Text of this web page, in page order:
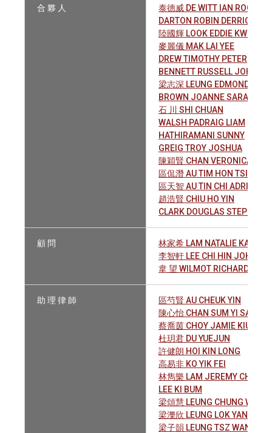
合 夥 人
泰德威 DE WITT IAN ROGER
DARTON ROBIN DERRICK
陸國輝 LOOK EDDIE KWOK FAI
麥麗儀 MAK LAI YEE
DREW TIMOTHY PETER
BENNETT RUSSELL JOHN
梁志深 LEUNG EDMOND CHI
BROWN JOANNE SARA
石 川 SHI CHUAN
WALSH PADRAIG LIAM
HATHIRAMANI SUNNY
GREIG TROY JOSHUA
陳穎賢 CHAN VERONICA
區侃潛 AU TIM HON TSIM
區天智 AU TIN CHI ADRIAN
趙浩賢 CHIU HO YIN
CLARK DOUGLAS STEPHEN
顧 問
林家希 LAM NATALIE KATE
李智軒 LEE CHI HIN JOHN
韋 望 WILMOT RICHARD
助 理 律 師
區芍賢 AU CHEUK YIN
陳心怡 CHAN SUM YI
蔡喬茵 CHOY JAMIE KIU YAN
杜玥君 DU YUEJUN
許健朗 HOI KIN LONG
高易非 KO YIK FEI
林雋樂 LAM JEREMY CHUN
LEE KI BUM
梁頌慧 LEUNG CHUNG WAI
梁濼欣 LEUNG LOK YAN
梁子韻 LEUNG TSZ WAN